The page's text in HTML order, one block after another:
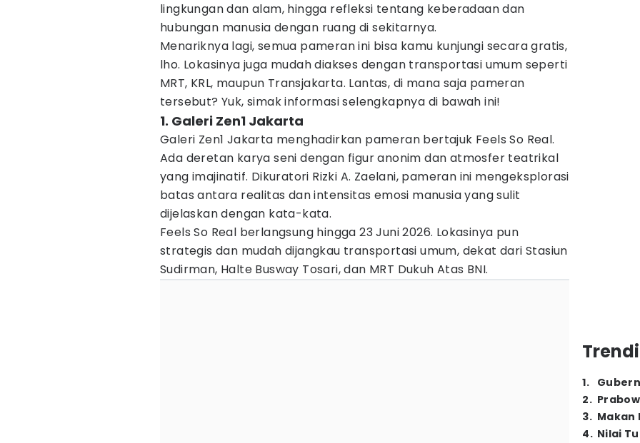
lingkungan dan alam, hingga refleksi tentang keberadaan dan
hubungan manusia dengan ruang di sekitarnya.
Menariknya lagi, semua pameran ini bisa kamu kunjungi secara gratis,
lho. Lokasinya juga mudah diakses dengan transportasi umum seperti
MRT, KRL, maupun Transjakarta. Lantas, di mana saja pameran
tersebut? Yuk, simak informasi selengkapnya di bawah ini!
1. Galeri Zen1 Jakarta
Galeri Zen1 Jakarta menghadirkan pameran bertajuk Feels So Real.
Ada deretan karya seni dengan figur anonim dan atmosfer teatrikal
yang imajinatif. Dikuratori Rizki A. Zaelani, pameran ini mengeksplorasi
batas antara realitas dan intensitas emosi manusia yang sulit
dijelaskan dengan kata-kata.
Feels So Real berlangsung hingga 23 Juni 2026. Lokasinya pun
strategis dan mudah dijangkau transportasi umum, dekat dari Stasiun
Sudirman, Halte Busway Tosari, dan MRT Dukuh Atas BNI.
1.
2.
3. Makan
4. Nilai